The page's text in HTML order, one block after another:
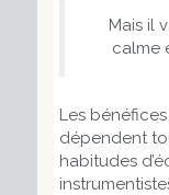
Mais il
calme
Les
dépendent
habitudes